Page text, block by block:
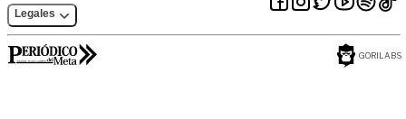
Legales
GORILABS